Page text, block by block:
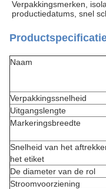
Verpakkingsmerken,
productiedatums, snel
Naam
Verpakkingssnelheid
Uitgangslengte
Markeringsbreedte
Snelheid van het
het etiket
De diameter van de rol
Stroomvoorziening